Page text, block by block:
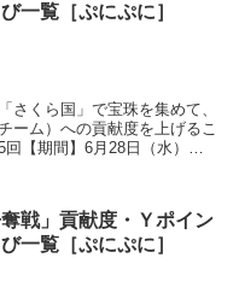
一覧［ぷにぷに］
さくら国」で宝珠を集めて、
ーム）への貢献度を上げるこ
【期間】6月28日（水）
奪戦」貢献度・Ｙポイン
一覧［ぷにぷに］